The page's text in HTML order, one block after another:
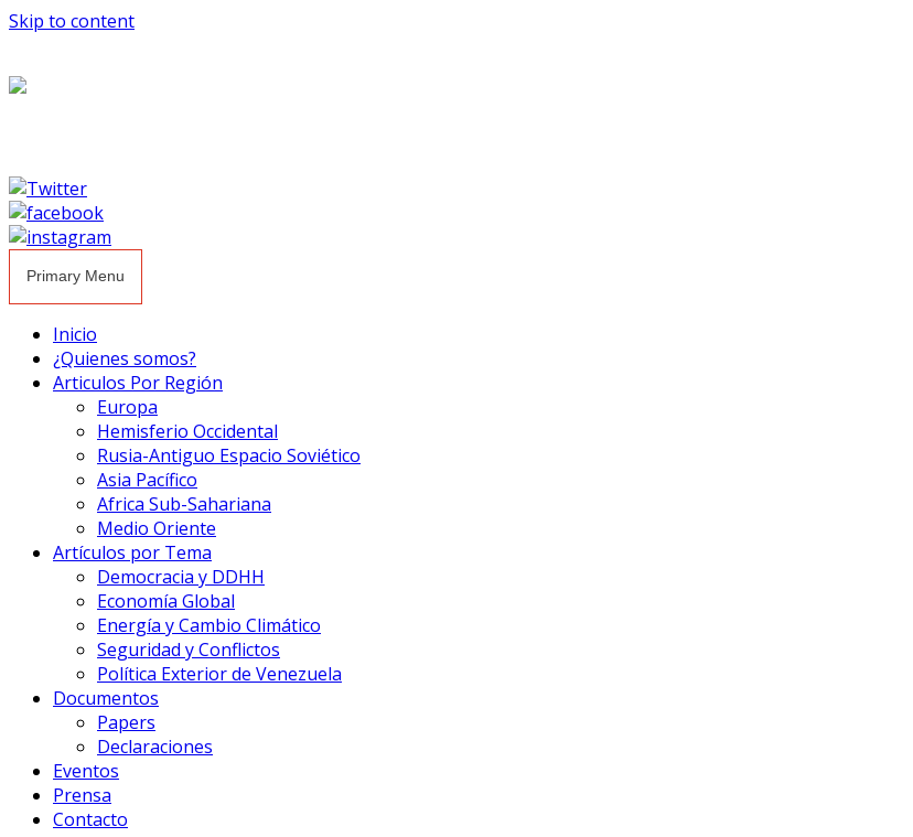
Skip to content
Primary Menu
Inicio
¿Quienes somos?
Articulos Por Región
Europa
Hemisferio Occidental
Rusia-Antiguo Espacio Soviético
Asia Pacífico
Africa Sub-Sahariana
Medio Oriente
Artículos por Tema
Democracia y DDHH
Economía Global
Energía y Cambio Climático
Seguridad y Conflictos
Política Exterior de Venezuela
Documentos
Papers
Declaraciones
Eventos
Prensa
Contacto